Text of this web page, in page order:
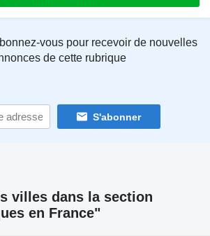
vous pour recevoir de nouvelles
de cette rubrique
S'abonner
villes dans la section
en France"